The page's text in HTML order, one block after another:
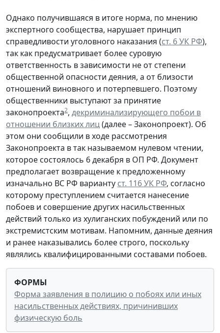
Однако получившаяся в итоге норма, по мнению
экспертного сообщества, нарушает принцип
справедливости уголовного наказания (ст. 6 УК РФ),
так как предусматривает более суровую
ответственность в зависимости не от степени
общественной опасности деяния, а от близости
отношений виновного и потерпевшего. Поэтому
общественники выступают за принятие
законопроекта2, декриминализирующего побои в
отношении близких лиц(далее – Законопроект). Об
этом они сообщили в ходе рассмотрения
Законопроекта в так называемом нулевом чтении,
которое состоялось 6 декабря в ОП РФ. Документ
предполагает возвращение к предложенному
изначально ВС РФ варианту ст. 116 УК РФ, согласно
которому преступлением считается нанесение
побоев и совершение других насильственных
действий только из хулиганских побуждений или по
экстремистским мотивам. Напомним, данные деяния
и ранее наказывались более строго, поскольку
являлись квалифицированными составами побоев.
ФОРМЫ
Форма заявления в полицию о побоях или иных
насильственных действиях, причинивших
физическую боль